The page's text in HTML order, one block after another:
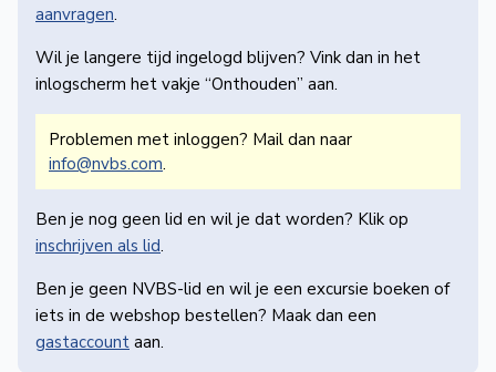
aanvragen.
Wil je langere tijd ingelogd blijven? Vink dan in het
inlogscherm het vakje “Onthouden” aan.
Problemen met inloggen? Mail dan naar
info@nvbs.com.
Ben je nog geen lid en wil je dat worden? Klik op
inschrijven als lid.
Ben je geen NVBS-lid en wil je een excursie boeken of
iets in de webshop bestellen? Maak dan een
gastaccount aan.